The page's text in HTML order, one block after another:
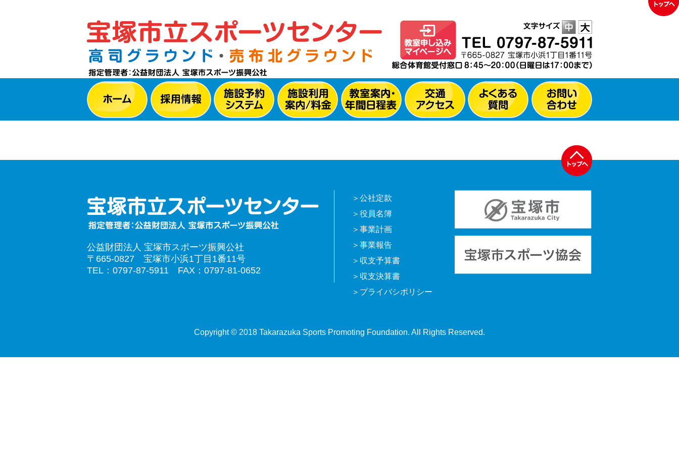
公益財団法人 宝塚市スポーツ振興公社
〒665-0827 宝塚市小浜1丁目1番11号
TEL：0797-87-5911 FAX：0797-81-0652
公社定款
役員名簿
事業計画
事業報告
収支予算書
収支決算書
プライバシポリシー
Copyright © 2018 Takarazuka Sports Promoting Foundation. All Rights Reserved.